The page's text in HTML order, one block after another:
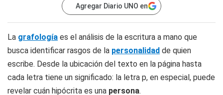
Agregar Diario UNO en
La grafología es el análisis de la escritura a mano que
busca identificar rasgos de la personalidad de quien
escribe. Desde la ubicación del texto en la página hasta
cada letra tiene un significado: la letra p, en especial, puede
revelar cuán hipócrita es una persona.